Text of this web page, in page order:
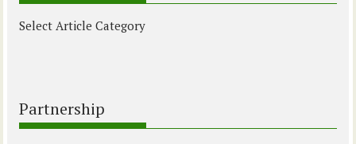
Select Article Category
Partnership